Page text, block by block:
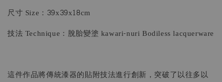
尺寸 Size：39x39x18cm
技法 Technique：脫胎變塗 kawari-nuri Bodiless lacquerware
這件作品將傳統漆器的貼附技法進行創新，突破了以往多以